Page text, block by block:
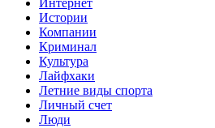
Интернет
Истории
Компании
Криминал
Культура
Лайфхаки
Летние виды спорта
Личный счет
Люди